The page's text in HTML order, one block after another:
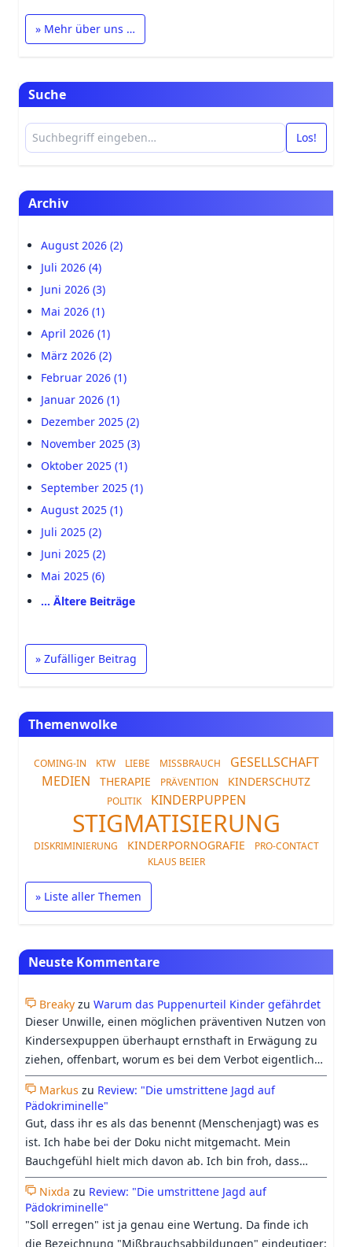
» Mehr über uns …
Suche
Los!
Archiv
August 2026 (2)
Juli 2026 (4)
Juni 2026 (3)
Mai 2026 (1)
April 2026 (1)
März 2026 (2)
Februar 2026 (1)
Januar 2026 (1)
Dezember 2025 (2)
November 2025 (3)
Oktober 2025 (1)
September 2025 (1)
August 2025 (1)
Juli 2025 (2)
Juni 2025 (2)
Mai 2025 (6)
… Ältere Beiträge
» Zufälliger Beitrag
Themenwolke
COMING-IN KTW LIEBE MISSBRAUCH
GESELLSCHAFT
MEDIEN
THERAPIE PRÄVENTION KINDERSCHUTZ
POLITIK KINDERPUPPEN
STIGMATISIERUNG
DISKRIMINIERUNG KINDERPORNOGRAFIE
PRO-CONTACT
KLAUS BEIER
» Liste aller Themen
Neuste Kommentare
Breaky zu Warum das Puppenurteil Kinder gefährdet
Dieser Unwille, einen möglichen präventiven Nutzen von
Kindersexpuppen überhaupt ernsthaft in Erwägung zu
ziehen, offenbart, worum es bei dem Verbot eigentlich
geht: nicht um den Schutz von Kindern, sondern um den
Schutz der Gefühle der erwachsenen gesellschaftlichen
Mehrheit, sich mit unangenehmen Vorstellungen wie
einer therapeutischen Nutzung von Kindersexpuppen
auseinandersetzen zu müssen, die bei ihnen Ekel und
Abscheu erzeugt. Auf den Punkt gebracht. Das
Puppenverbot ist nur eines von vielen Beispielen, in
denen bloßer Moralschutz als Kinderschutz bezeichnet
wird. Gerade die Einstellung, dass Kinderschutz
Markus zu Review: "Die umstrittene Jagd auf
Pädokriminelle"
Gut, dass ihr es als das benennt (Menschenjagt) was es
ist. Ich habe bei der Doku nicht mitgemacht. Mein
Bauchgefühl hielt mich davon ab. Ich bin froh, dass
Georgs Differenzierung trotzdem etwas Raum in der
Doku bekommen hat.
Nixda zu Review: "Die umstrittene Jagd auf
Pädokriminelle"
"Soll erregen" ist ja genau eine Wertung. Da finde ich
die Bezeichnung "Mißbrauchsabbildungen" eindeutiger: